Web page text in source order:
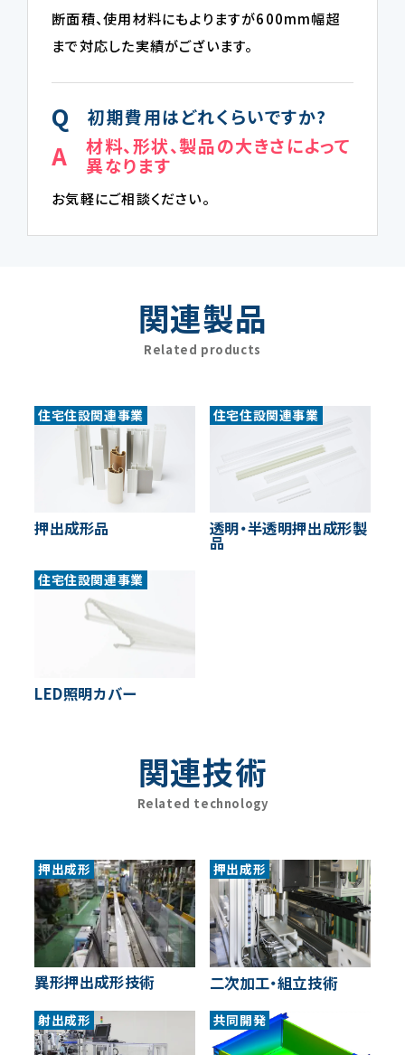
断面積、使用材料にもよりますが600mm幅超
まで対応した実績がございます。
Q 初期費用はどれくらいですか?
A
材料、形状、製品の大きさによって
異なります
お気軽にご相談ください。
関連製品
Related products
住宅住設関連事業
押出成形品
住宅住設関連事業
透明・半透明押出成形製
品
住宅住設関連事業
LED照明カバー
関連技術
Related technology
押出成形
異形押出成形技術
押出成形
二次加工・組立技術
射出成形 共同開発